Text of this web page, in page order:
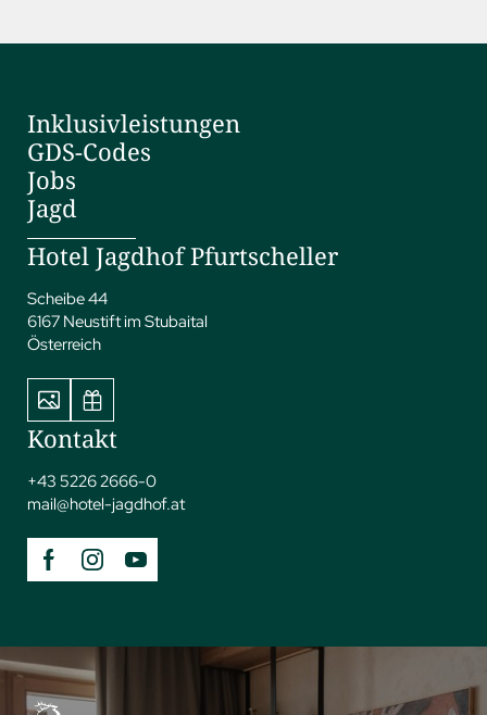
Inklusivleistungen
GDS-Codes
Jobs
Jagd
Hotel Jagdhof Pfurtscheller
Scheibe 44
6167 Neustift im Stubaital
Österreich
Kontakt
+43 5226 2666-0
mail@hotel-jagdhof.at